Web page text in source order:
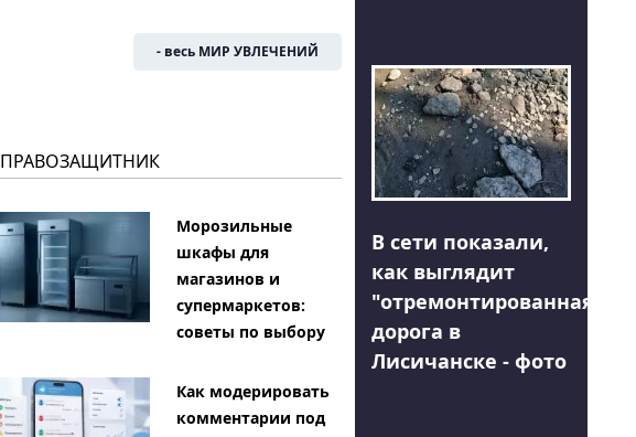
- весь МИР УВЛЕЧЕНИЙ
ПРАВОЗАЩИТНИК
Морозильные
шкафы для
магазинов и
супермаркетов:
советы по выбору
Как модерировать
комментарии под
В сети показали,
как выглядит
"отремонтированная"
дорога в
Лисичанске - фото